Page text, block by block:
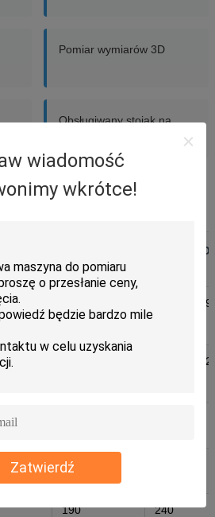
wiadomość
wkrótce!
Zatwierdź
Pomiar wymiarów 3D
Obsługiwany stojak na
300
2.5
190 240